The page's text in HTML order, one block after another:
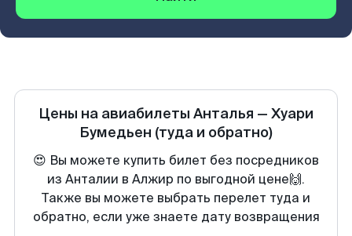
Цены на авиабилеты Анталья — Хуари
Бумедьен (туда и обратно)
😍 Вы можете купить билет без посредников
из Анталии в Алжир по выгодной цене🙌.
Также вы можете выбрать перелет туда и
обратно, если уже знаете дату возвращения